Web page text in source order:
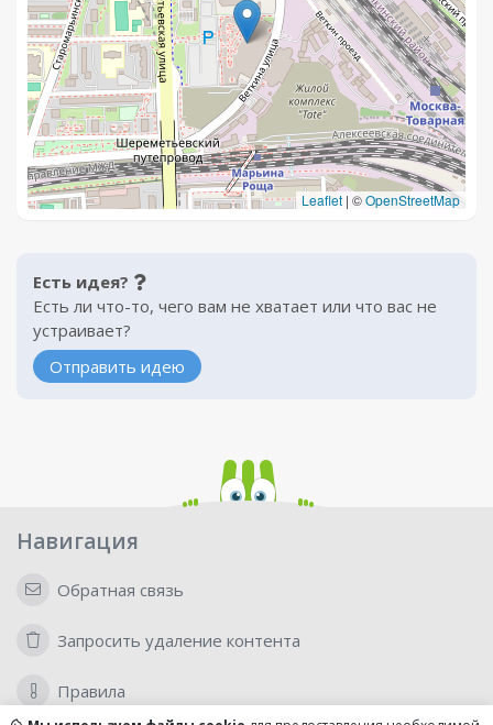
Leaflet | ©OpenStreetMap
Есть идея?
Есть ли что-то, чего вам не хватает или что вас не
устраивает?
Отправить идею
Навигация
Обратная связь
Запросить удаление контента
Правила